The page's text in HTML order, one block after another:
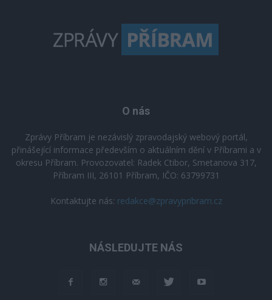
O nás
Zprávy Příbram je nezávislý zpravodajský webový portál,
přinášející informace především o aktuálním dění v Příbrami a v
okresu Příbram. Provozovatel: Radek Ctibor, Smetanova 317,
Příbram III, 26101 Příbram, IČO: 63799731
Kontaktujte nás: redakce@zpravypribram.cz
NÁSLEDUJTE NÁS